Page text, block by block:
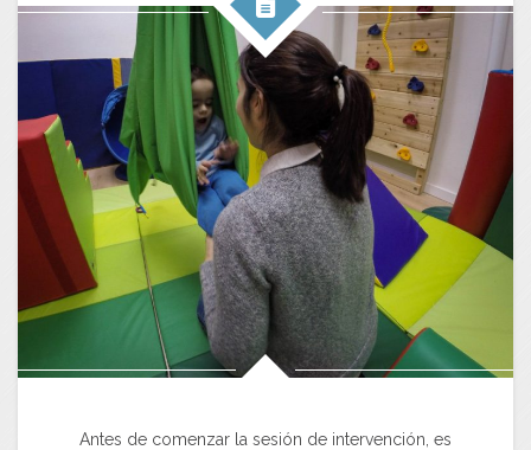
Antes de comenzar la sesión de intervención, es